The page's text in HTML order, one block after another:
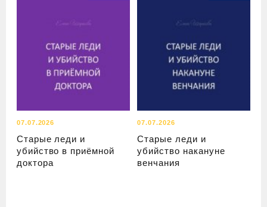
07.07.2026
Старые леди и
убийство в приёмной
доктора
07.07.2026
Старые леди и
убийство накануне
венчания